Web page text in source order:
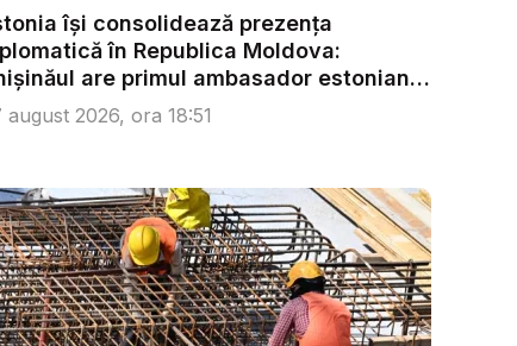
își consolidează prezența
în Republica Moldova:
are primul ambasador estonian
august 2026, ora 18:51